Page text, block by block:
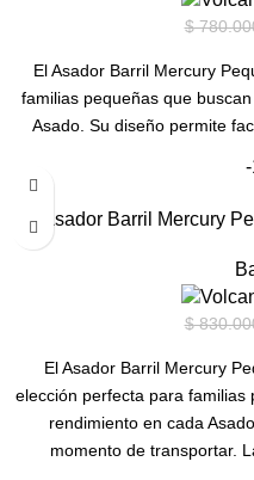
$
El Asador Barril Mercury
familias pequeñas que
Asado. Su diseño permite
Asador Barril Mercury
$
El Asador Barril Mercury
elección perfecta para familias
rendimiento en cada
momento de transportar.